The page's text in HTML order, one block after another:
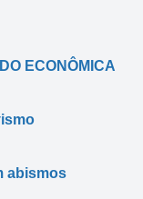
ECONÔMICA
abismos